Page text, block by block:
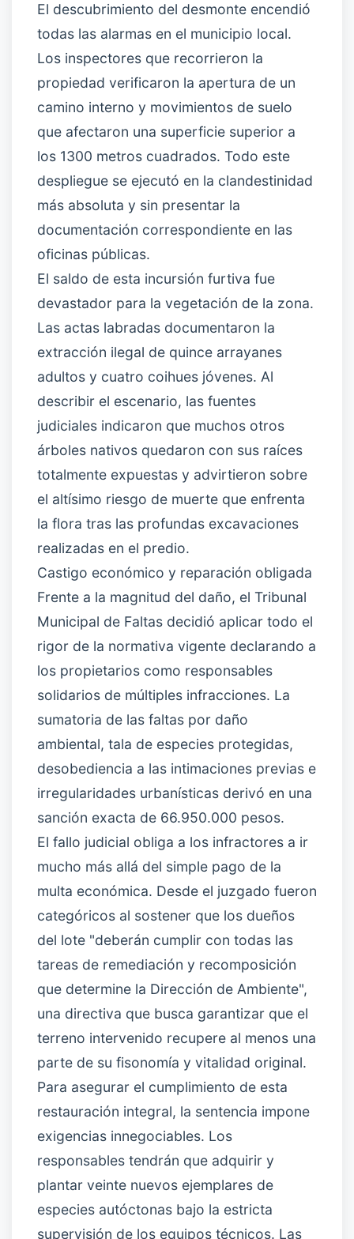
El descubrimiento del desmonte encendió
todas las alarmas en el municipio local.
Los inspectores que recorrieron la
propiedad verificaron la apertura de un
camino interno y movimientos de suelo
que afectaron una superficie superior a
los 1300 metros cuadrados. Todo este
despliegue se ejecutó en la clandestinidad
más absoluta y sin presentar la
documentación correspondiente en las
oficinas públicas.
El saldo de esta incursión furtiva fue
devastador para la vegetación de la zona.
Las actas labradas documentaron la
extracción ilegal de quince arrayanes
adultos y cuatro coihues jóvenes. Al
describir el escenario, las fuentes
judiciales indicaron que muchos otros
árboles nativos quedaron con sus raíces
totalmente expuestas y advirtieron sobre
el altísimo riesgo de muerte que enfrenta
la flora tras las profundas excavaciones
realizadas en el predio.
Castigo económico y reparación obligada
Frente a la magnitud del daño, el Tribunal
Municipal de Faltas decidió aplicar todo el
rigor de la normativa vigente declarando a
los propietarios como responsables
solidarios de múltiples infracciones. La
sumatoria de las faltas por daño
ambiental, tala de especies protegidas,
desobediencia a las intimaciones previas e
irregularidades urbanísticas derivó en una
sanción exacta de 66.950.000 pesos.
El fallo judicial obliga a los infractores a ir
mucho más allá del simple pago de la
multa económica. Desde el juzgado fueron
categóricos al sostener que los dueños
del lote "deberán cumplir con todas las
tareas de remediación y recomposición
que determine la Dirección de Ambiente",
una directiva que busca garantizar que el
terreno intervenido recupere al menos una
parte de su fisonomía y vitalidad original.
Para asegurar el cumplimiento de esta
restauración integral, la sentencia impone
exigencias innegociables. Los
responsables tendrán que adquirir y
plantar veinte nuevos ejemplares de
especies autóctonas bajo la estricta
supervisión de los equipos técnicos. Las